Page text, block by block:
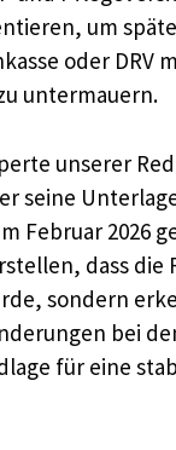
um
oder DRV
untermauern.
unserer
seine
Februar 2026
dass die
sondern
bei
für eine